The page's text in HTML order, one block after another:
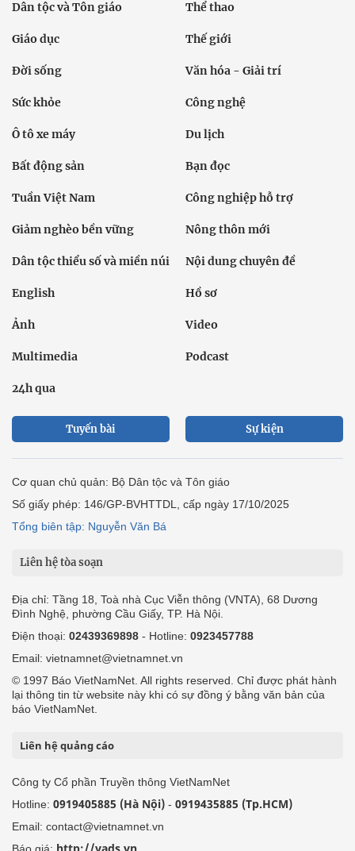
Dân tộc và Tôn giáo Thể thao
Giáo dục Thế giới
Đời sống Văn hóa - Giải trí
Sức khỏe Công nghệ
Ô tô xe máy Du lịch
Bất động sản Bạn đọc
Tuần Việt Nam Công nghiệp hỗ trợ
Giảm nghèo bền vững Nông thôn mới
Dân tộc thiểu số và miền núi Nội dung chuyên đề
English Hồ sơ
Ảnh Video
Multimedia Podcast
24h qua
Tuyến bài Sự kiện
Cơ quan chủ quản: Bộ Dân tộc và Tôn giáo
Số giấy phép: 146/GP-BVHTTDL, cấp ngày 17/10/2025
Tổng biên tập: Nguyễn Văn Bá
Liên hệ tòa soạn
Địa chỉ: Tầng 18, Toà nhà Cục Viễn thông (VNTA), 68 Dương
Đình Nghệ, phường Cầu Giấy, TP. Hà Nội.
Điện thoại: 02439369898 - Hotline: 0923457788
Email: vietnamnet@vietnamnet.vn
© 1997 Báo VietNamNet. All rights reserved. Chỉ được phát hành
lại thông tin từ website này khi có sự đồng ý bằng văn bản của
báo VietNamNet.
Liên hệ quảng cáo
Công ty Cổ phần Truyền thông VietNamNet
Hotline: 0919405885 (Hà Nội) - 0919435885 (Tp.HCM)
Email: contact@vietnamnet.vn